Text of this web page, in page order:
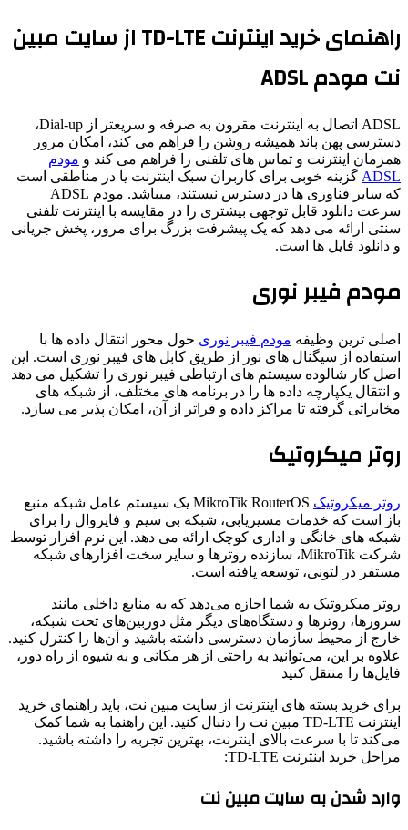
راهنمای خرید اینترنت TD-LTE از سایت مبین
نت مودم ADSL
ADSL اتصال به اینترنت مقرون به صرفه و سریعتر از Dial-up،
دسترسی پهن باند همیشه روشن را فراهم می کند، امکان مرور
همزمان اینترنت و تماس های تلفنی را فراهم می کند و مودم
ADSL گزینه خوبی برای کاربران سبک اینترنت یا در مناطقی است
که سایر فناوری ها در دسترس نیستند، میباشد. مودم ADSL
سرعت دانلود قابل توجهی بیشتری را در مقایسه با اینترنت تلفنی
سنتی ارائه می دهد که یک پیشرفت بزرگ برای مرور، پخش جریانی
و دانلود فایل ها است.
مودم فیبر نوری
اصلی ترین وظیفه مودم فیبر نوری حول محور انتقال داده ها با
استفاده از سیگنال های نور از طریق کابل های فیبر نوری است. این
اصل کار شالوده سیستم های ارتباطی فیبر نوری را تشکیل می دهد
و انتقال یکپارچه داده ها را در برنامه های مختلف، از شبکه های
مخابراتی گرفته تا مراکز داده و فراتر از آن، امکان پذیر می سازد.
روتر میکروتیک
روتر میکروتیک
MikroTik RouterOS یک سیستم عامل شبکه منبع
باز است که خدمات مسیریابی، شبکه بی سیم و فایروال را برای
شبکه های خانگی و اداری کوچک ارائه می دهد. این نرم افزار توسط
شرکت MikroTik، سازنده روترها و سایر سخت افزارهای شبکه
مستقر در لتونی، توسعه یافته است.
روتر میکروتیک به شما اجازه می‌دهد که به منابع داخلی مانند
سرورها، روترها و دستگاه‌های دیگر مثل دوربین‌های تحت شبکه،
خارج از محیط سازمان دسترسی داشته باشید و آن‌ها را کنترل کنید.
علاوه بر این، می‌توانید به راحتی از هر مکانی و به شیوه از راه دور،
فایل‌ها را منتقل کنید
برای خرید بسته‌ های اینترنت از سایت مبین نت، باید راهنمای خرید
اینترنت TD-LTE مبین نت را دنبال کنید. این راهنما به شما کمک
می‌کند تا با سرعت بالای اینترنت، بهترین تجربه را داشته باشید.
مراحل خرید اینترنت TD-LTE:
وارد شدن به سایت مبین نت